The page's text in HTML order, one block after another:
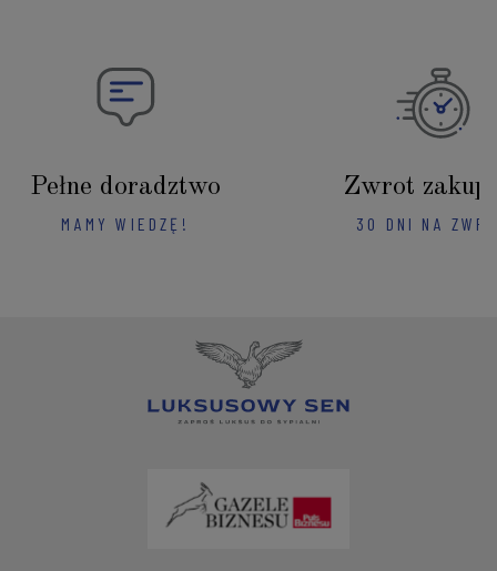
Pełne doradztwo
MAMY WIEDZĘ!
Zwrot
30 DNI NA